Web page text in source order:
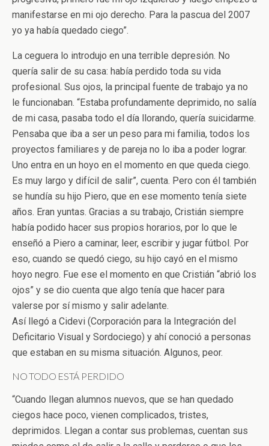
manifestarse en mi ojo derecho. Para la pascua del 2007
yo ya había quedado ciego”.
La ceguera lo introdujo en una terrible depresión. No
quería salir de su casa: había perdido toda su vida
profesional. Sus ojos, la principal fuente de trabajo ya no
le funcionaban. “Estaba profundamente deprimido, no salía
de mi casa, pasaba todo el día llorando, quería suicidarme.
Pensaba que iba a ser un peso para mi familia, todos los
proyectos familiares y de pareja no lo iba a poder lograr.
Uno entra en un hoyo en el momento en que queda ciego.
Es muy largo y difícil de salir”, cuenta. Pero con él también
se hundía su hijo Piero, que en ese momento tenía siete
años. Eran yuntas. Gracias a su trabajo, Cristián siempre
había podido hacer sus propios horarios, por lo que le
enseñó a Piero a caminar, leer, escribir y jugar fútbol. Por
eso, cuando se quedó ciego, su hijo cayó en el mismo
hoyo negro. Fue ese el momento en que Cristián “abrió los
ojos” y se dio cuenta que algo tenía que hacer para
valerse por sí mismo y salir adelante.
Así llegó a Cidevi (Corporación para la Integración del
Deficitario Visual y Sordociego) y ahí conoció a personas
que estaban en su misma situación. Algunos, peor.
NO TODO ESTÁ PERDIDO
“Cuando llegan alumnos nuevos, que se han quedado
ciegos hace poco, vienen complicados, tristes,
deprimidos. Llegan a contar sus problemas, cuentan sus